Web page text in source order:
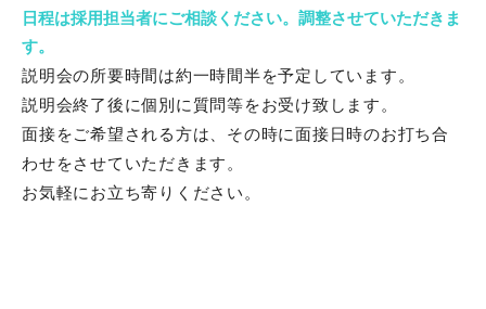
日程は採用担当者にご相談ください。調整させていただきま
す。
説明会の所要時間は約一時間半を予定しています。
説明会終了後に個別に質問等をお受け致します。
面接をご希望される方は、その時に面接日時のお打ち合
わせをさせていただきます。
お気軽にお立ち寄りください。